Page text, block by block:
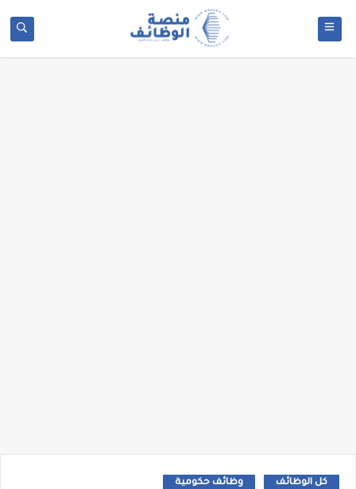
كل الوظائف وظائف حكومية